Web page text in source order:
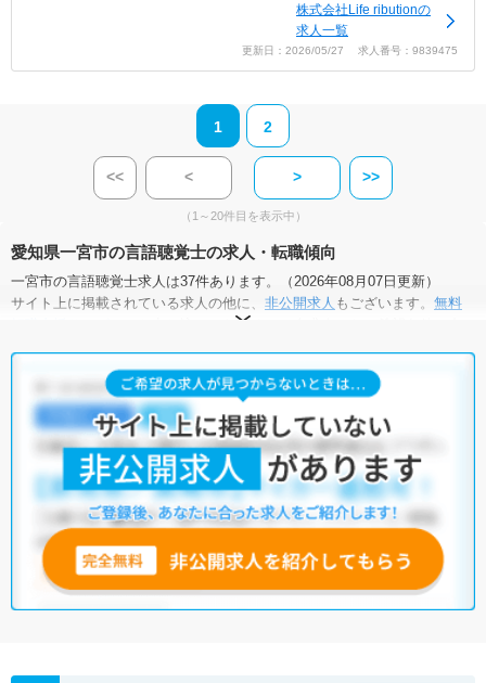
株式会社Life ributionの
求人一覧
更新日：2026/05/27 求人番号：9839475
1 2
<< < > >>
（1～20件目を表示中）
愛知県一宮市の言語聴覚士の求人・転職傾向
一宮市の言語聴覚士求人は37件あります。（2026年08月07日更新）
サイト上に掲載されている求人の他に、 非公開求人 もございます。 無料
にお申し込みいただくと、全求人からご希望条件に合
一宮市の言語聴覚士求人では以下のような条件が人気です。
土日祝休・積極採用中・ 残業少なめ 正社員(正職員)
・クリニック・介護福祉施設・訪問リハビリ(在宅医療)
リハビリ
他の条件でも人気の求人がございますので、「こだわり条件」から検索
いただくか、お気軽にお問い合わせください。
全国の言語聴覚士求人
無料転職支援サービス
にお申し込みいただくと、ご希望条件をヒアリン
グした上で求人をご提案いたします。